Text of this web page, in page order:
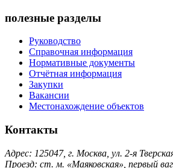
полезные разделы
Руководство
Справочная информация
Нормативные документы
Отчётная информация
Закупки
Вакансии
Местонахождение объектов
Контакты
Адрес: 125047, г. Москва, ул. 2-я
Проезд: ст. м. «Маяковская», первый